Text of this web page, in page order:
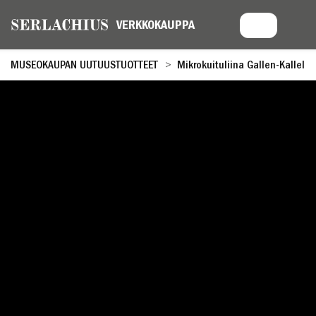
MUSEOKAUPAN UUTUUSTUOTTEET Mikrokuituliina Gallen-Kallela